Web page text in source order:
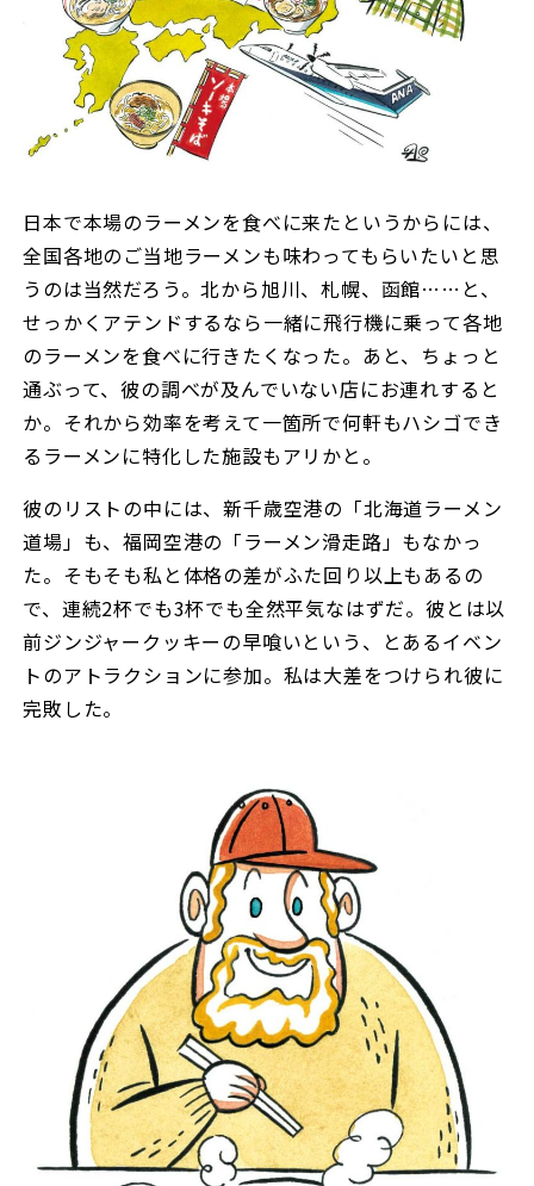
日本で本場のラーメンを食べに来たというからには、
全国各地のご当地ラーメンも味わってもらいたいと思
うのは当然だろう。北から旭川、札幌、函館……と、
せっかくアテンドするなら一緒に飛行機に乗って各地
のラーメンを食べに行きたくなった。あと、ちょっと
通ぶって、彼の調べが及んでいない店にお連れすると
か。それから効率を考えて一箇所で何軒もハシゴでき
るラーメンに特化した施設もアリかと。
彼のリストの中には、新千歳空港の「北海道ラーメン
道場」も、福岡空港の「ラーメン滑走路」もなかっ
た。そもそも私と体格の差がふた回り以上もあるの
で、連続2杯でも3杯でも全然平気なはずだ。彼とは以
前ジンジャークッキーの早喰いという、とあるイベン
トのアトラクションに参加。私は大差をつけられ彼に
完敗した。